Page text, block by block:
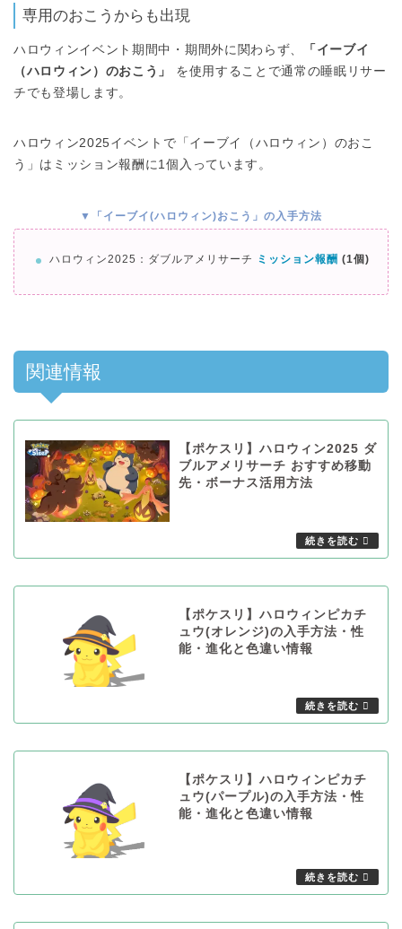
専用のおこうからも出現
ハロウィンイベント期間中・期間外に関わらず、
「イーブイ
（ハロウィン）のおこう」
を使用することで通常の睡眠リサー
チでも登場します。
ハロウィン2025イベントで「イーブイ（ハロウィン）のおこ
う」はミッション報酬に1個入っています。
▼「イーブイ(ハロウィン)おこう」の入手方法
ハロウィン2025：ダブルアメリサーチ ミッション報酬 (1個)
関連情報
【ポケスリ】ハロウィン2025 ダ
ブルアメリサーチ おすすめ移動
先・ボーナス活用方法
【ポケスリ】ハロウィンピカチ
ュウ(オレンジ)の入手方法・性
能・進化と色違い情報
【ポケスリ】ハロウィンピカチ
ュウ(パープル)の入手方法・性
能・進化と色違い情報